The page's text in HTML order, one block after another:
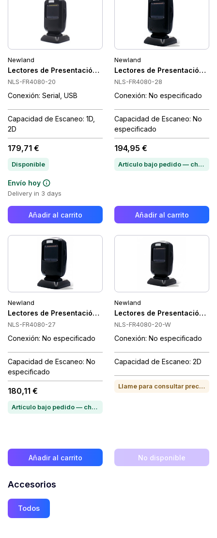
Newland
Lectores de Presentación Newland NLS-FR4080-20
NLS-FR4080-20
Conexión: Serial, USB
Capacidad de Escaneo: 1D,
2D
179,71 €
Disponible
Envío hoy
Delivery in 3 days
Añadir al carrito
Newland
Lectores de Presentación
NLS-FR4080-28
Conexión: No especificado
Capacidad de Escaneo: No
especificado
194,95 €
Artículo bajo pedido — chatea para conocer el plazo de entrega
Añadir al carrito
Newland
Lectores de Presentación Newland NLS-FR4080-27
NLS-FR4080-27
Conexión: No especificado
Capacidad de Escaneo: No
especificado
180,11 €
Artículo bajo pedido — chatea para conocer el plazo de entrega
Añadir al carrito
Newland
Lectores de Presentación
NLS-FR4080-20-W
Conexión: No especificado
Capacidad de Escaneo: 2D
Llame para consultar precio o para comprar
No disponible
Accesorios
Todos